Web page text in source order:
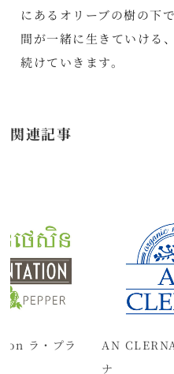
にあるオリーブの樹の下
間が一緒に生きていける
続けていきます。
関連記事
ラ・プラ
AN
ナ